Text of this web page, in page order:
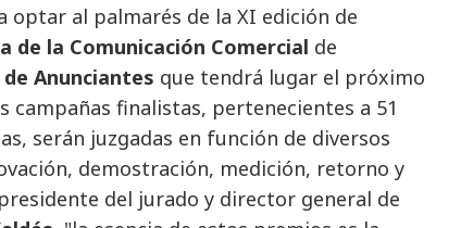
optar al palmarés de la XI edición de
de la Comunicación Comercial de
Anunciantes que tendrá lugar el próximo
campañas finalistas, pertenecientes a 51
serán juzgadas en función de diversos
demostración, medición, retorno y
del jurado y director general de